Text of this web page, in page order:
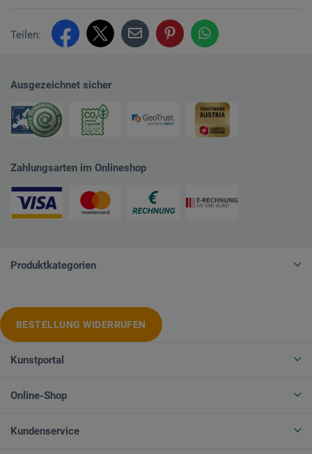
Teilen:
Ausgezeichnet sicher
Zahlungsarten im Onlineshop
Produktkategorien
BESTELLUNG WIDERRUFEN
Kunstportal
Online-Shop
Kundenservice